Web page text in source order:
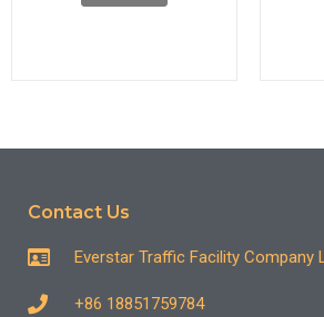
Contact Us
Everstar Traffic Facility Company
+86 18851759784